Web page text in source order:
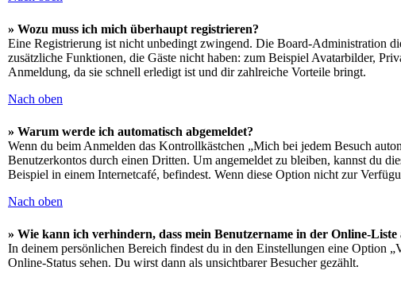
» Wozu muss ich mich überhaupt registrieren?
Eine Registrierung ist nicht unbedingt zwingend. Die Board-Administration
zusätzliche Funktionen, die Gäste nicht haben: zum Beispiel Avatarbilder,
Anmeldung, da sie schnell erledigt ist und dir zahlreiche Vorteile bringt.
Nach oben
» Warum werde ich automatisch abgemeldet?
Wenn du beim Anmelden das Kontrollkästchen „Mich bei jedem Besuch
Benutzerkontos durch einen Dritten. Um angemeldet zu bleiben, kannst du
Beispiel in einem Internetcafé, befindest. Wenn diese Option nicht zur
Nach oben
» Wie kann ich verhindern, dass mein Benutzername in der Online-Liste
In deinem persönlichen Bereich findest du in den Einstellungen eine Option
Online-Status sehen. Du wirst dann als unsichtbarer Besucher gezählt.